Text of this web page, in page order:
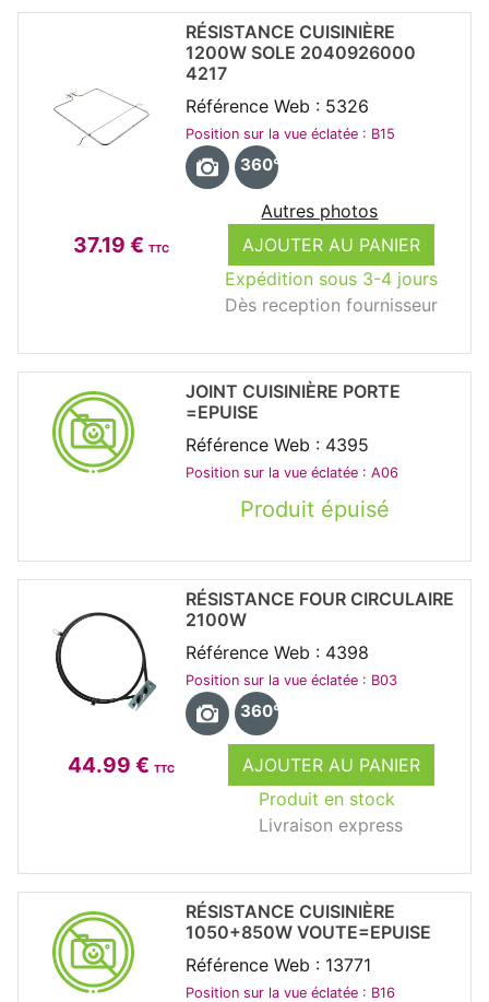
37.19 € TTC
AJOUTER AU PANIER
Expédition sous 3-4 jours
Dès reception fournisseur
RÉSISTANCE CUISINIÈRE
1200W SOLE 2040926000
4217
Référence Web : 5326
Position sur la vue éclatée : B15
360°
Autres photos
Produit épuisé
JOINT CUISINIÈRE PORTE
=EPUISE
Référence Web : 4395
Position sur la vue éclatée : A06
44.99 € TTC
AJOUTER AU PANIER
Produit en stock
Livraison express
RÉSISTANCE FOUR CIRCULAIRE
2100W
Référence Web : 4398
Position sur la vue éclatée : B03
360°
RÉSISTANCE CUISINIÈRE
1050+850W VOUTE=EPUISE
Référence Web : 13771
Position sur la vue éclatée : B16